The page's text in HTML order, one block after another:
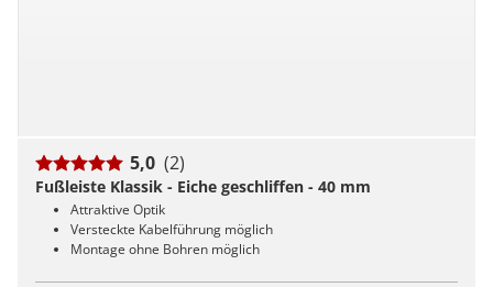
5,0 (2)
Fußleiste Klassik - Eiche geschliffen - 40 mm
Attraktive Optik
Versteckte Kabelführung möglich
Montage ohne Bohren möglich